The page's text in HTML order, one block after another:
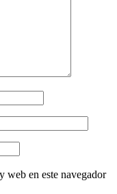
web en este navegador